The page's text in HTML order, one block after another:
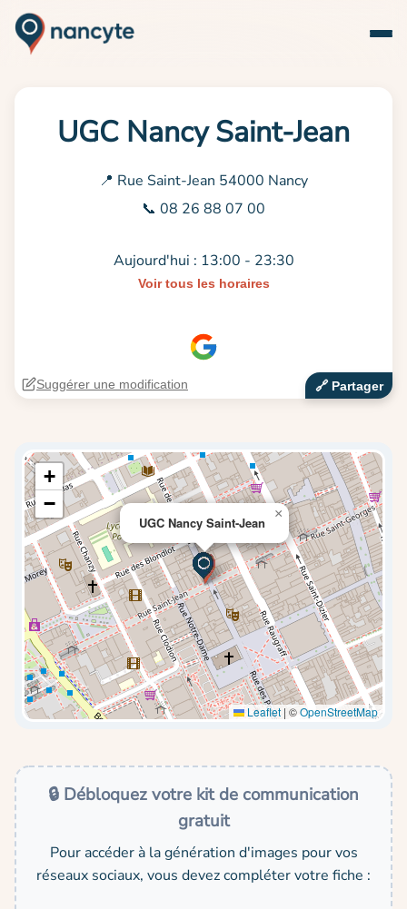
UGC Nancy Saint-Jean
📍 Rue Saint-Jean 54000 Nancy
📞 08 26 88 07 00
Aujourd'hui : 13:00 - 23:30
Voir tous les horaires
🔗‍️ Partager
Suggérer une modification
UGC Nancy Saint-Jean
×
+
−
Leaflet | ©OpenStreetMap
🔒 Débloquez votre kit de communication
gratuit
Pour accéder à la génération d'images pour vos
réseaux sociaux, vous devez compléter votre fiche :